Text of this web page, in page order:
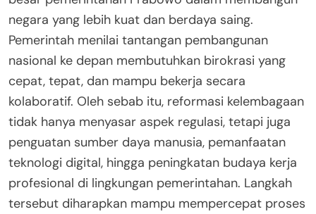
negara yang lebih kuat dan berdaya saing.
Pemerintah menilai tantangan pembangunan
nasional ke depan membutuhkan birokrasi yang
cepat, tepat, dan mampu bekerja secara
kolaboratif. Oleh sebab itu, reformasi kelembagaan
tidak hanya menyasar aspek regulasi, tetapi juga
penguatan sumber daya manusia, pemanfaatan
teknologi digital, hingga peningkatan budaya kerja
profesional di lingkungan pemerintahan. Langkah
tersebut diharapkan mampu mempercepat proses